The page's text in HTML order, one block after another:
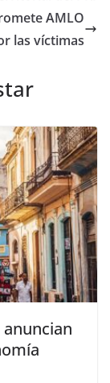
AMLO
las víctimas